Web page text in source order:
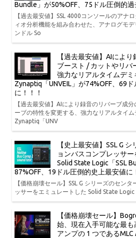
Bundle」が50%OFF、75ドル圧倒的過
【過去最安値】SSL 4000コンソールのアナ
ィオ分析機能を組み合わせた、アナログモ
ンドル So
【過去最安値】AIによ
ブースト / カットやリバ
強力なリアルタイムデ
Zynaptiq「UNVEIL」が74%OFF、69
に！！！
【過去最安値】AIにより録音のリバーブ成
ーブの特性を変更する、強力なリアルタイ
Zynaptiq「UNV
【史上最安値】SSL G
ョンバスコンプレッサ
Solid State Logic「SSL
87%OFF、19ドル圧倒的史上最安値に
【価格崩壊セール】SSL G シリーズのセン
ッサーをエミュレートした Solid State Logic
【価格崩壊セール】
始、現在入手可能な最
アンプの 1 つであるMLC